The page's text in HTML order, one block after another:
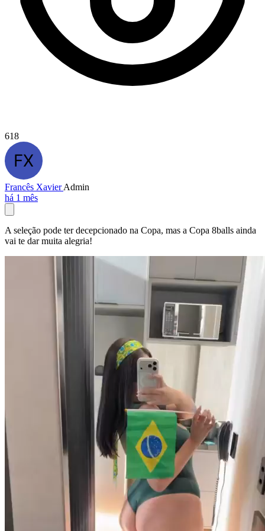
618
Francês XavierAdmin
há 1 mês
A seleção pode ter decepcionado na Copa, mas a Copa 8balls ainda
vai te dar muita alegria!